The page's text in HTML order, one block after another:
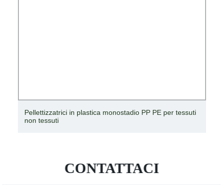
Pellettizzatrici in plastica monostadio PP PE per tessuti
non tessuti
CONTATTACI